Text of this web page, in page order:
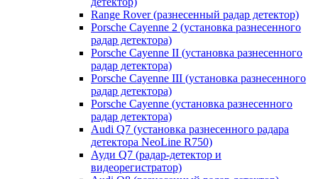
Range Rover (разнесенный радар детектор)
Porsche Cayenne 2 (установка разнесенного
радар детектора)
Porsche Cayenne II (установка разнесенного
радар детектора)
Porsche Cayenne III (установка разнесенного
радар детектора)
Porsche Cayenne (установка разнесенного
радар детектора)
Audi Q7 (установка разнесенного радара
детектора NeoLine R750)
Ауди Q7 (радар-детектор и
видеорегистратор)